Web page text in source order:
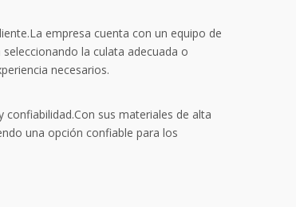
empresa cuenta con un equipo de
la culata adecuada o
necesarios.
sus materiales de alta
una opción confiable para los